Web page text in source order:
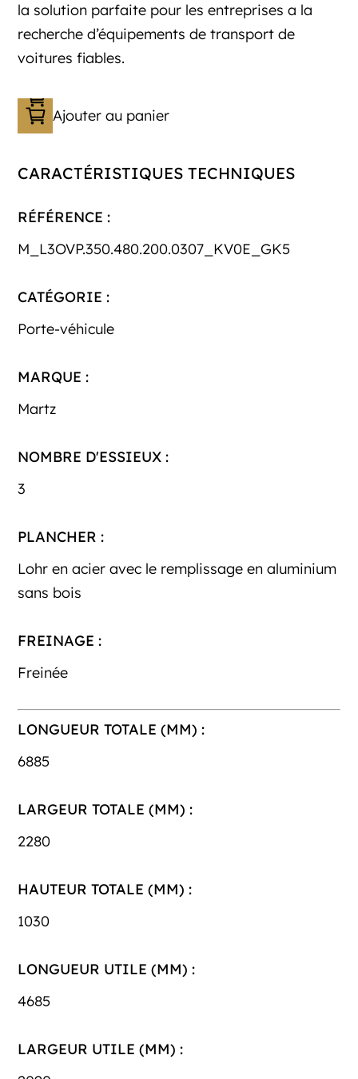
la solution parfaite pour les entreprises a la
recherche d’équipements de transport de
voitures fiables.
Ajouter au panier
CARACTÉRISTIQUES TECHNIQUES
RÉFÉRENCE :
M_L3OVP.350.480.200.0307_KV0E_GK5
CATÉGORIE :
Porte-véhicule
MARQUE :
Martz
NOMBRE D'ESSIEUX :
3
PLANCHER :
Lohr en acier avec le remplissage en aluminium
sans bois
FREINAGE :
Freinée
LONGUEUR TOTALE (MM) :
6885
LARGEUR TOTALE (MM) :
2280
HAUTEUR TOTALE (MM) :
1030
LONGUEUR UTILE (MM) :
4685
LARGEUR UTILE (MM) :